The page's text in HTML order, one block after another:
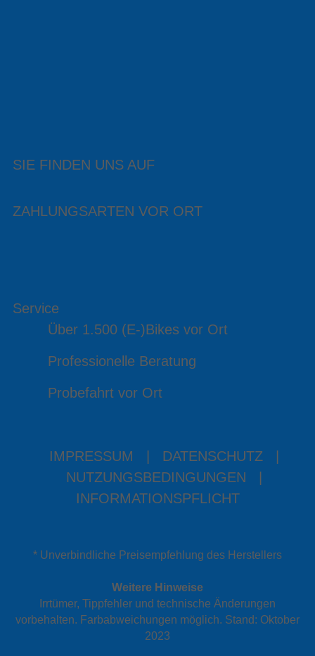
SIE FINDEN UNS AUF
ZAHLUNGSARTEN VOR ORT
Service
Über 1.500 (E-)Bikes vor Ort
Professionelle Beratung
Probefahrt vor Ort
IMPRESSUM DATENSCHUTZ
NUTZUNGSBEDINGUNGEN
INFORMATIONSPFLICHT
* Unverbindliche Preisempfehlung des Herstellers
Weitere Hinweise
Irrtümer, Tippfehler und technische Änderungen
vorbehalten. Farbabweichungen möglich. Stand: Oktober
2023